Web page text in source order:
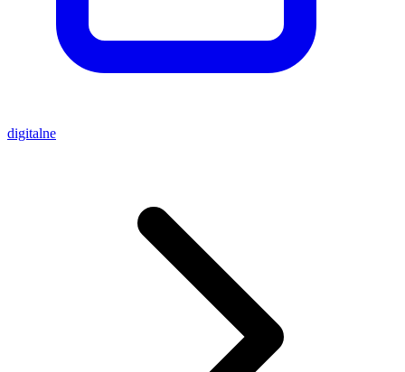
digitalne